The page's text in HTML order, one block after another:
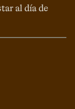
al día de